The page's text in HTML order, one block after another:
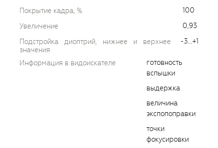
Покрытие кадра, %
100
Увеличение
0,93
Подстройка диоптрий, нижнее и верхнее
значения
-3...+1
Информация в видоискателе
готовность
вспышки
выдержка
величина
экспопоправки
точки
фокусировки